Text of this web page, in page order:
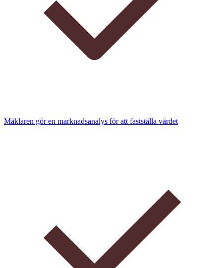
Mäklaren gör en marknadsanalys för att fastställa värdet